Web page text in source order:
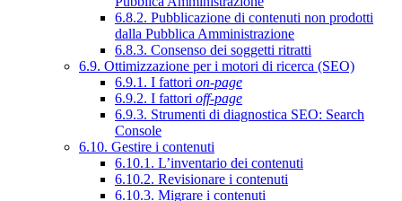
6.8.2. Pubblicazione di contenuti non prodotti
dalla Pubblica Amministrazione
6.8.3. Consenso dei soggetti ritratti
6.9. Ottimizzazione per i motori di ricerca (SEO)
6.9.1. I fattori on-page
6.9.2. I fattori off-page
6.9.3. Strumenti di diagnostica SEO: Search
Console
6.10. Gestire i contenuti
6.10.1. L’inventario dei contenuti
6.10.2. Revisionare i contenuti
6.10.3. Migrare i contenuti